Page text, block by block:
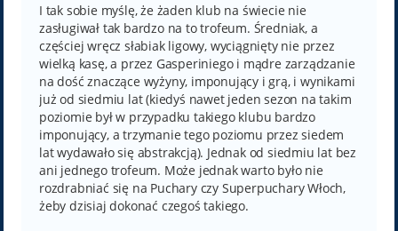
I tak sobie myślę, że żaden klub na świecie nie
zasługiwał tak bardzo na to trofeum. Średniak, a
częściej wręcz słabiak ligowy, wyciągnięty nie przez
wielką kasę, a przez Gasperiniego i mądre zarządzanie
na dość znaczące wyżyny, imponujący i grą, i wynikami
już od siedmiu lat (kiedyś nawet jeden sezon na takim
poziomie był w przypadku takiego klubu bardzo
imponujący, a trzymanie tego poziomu przez siedem
lat wydawało się abstrakcją). Jednak od siedmiu lat bez
ani jednego trofeum. Może jednak warto było nie
rozdrabniać się na Puchary czy Superpuchary Włoch,
żeby dzisiaj dokonać czegoś takiego.